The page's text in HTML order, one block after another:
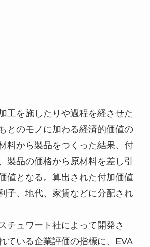
工を施したりや過程を経させた
とのモノに加わる経済的価値の
料から製品をつくった結果、付
製品の価格から原材料を差し引
値となる。算出された付加価値
子、地代、家賃などに分配され
チュワート社によって開発さ
ている企業評価の指標に、EVA